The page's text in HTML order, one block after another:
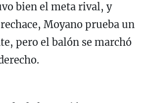
bien el meta rival, y
Moyano prueba un
pero el balón se marchó